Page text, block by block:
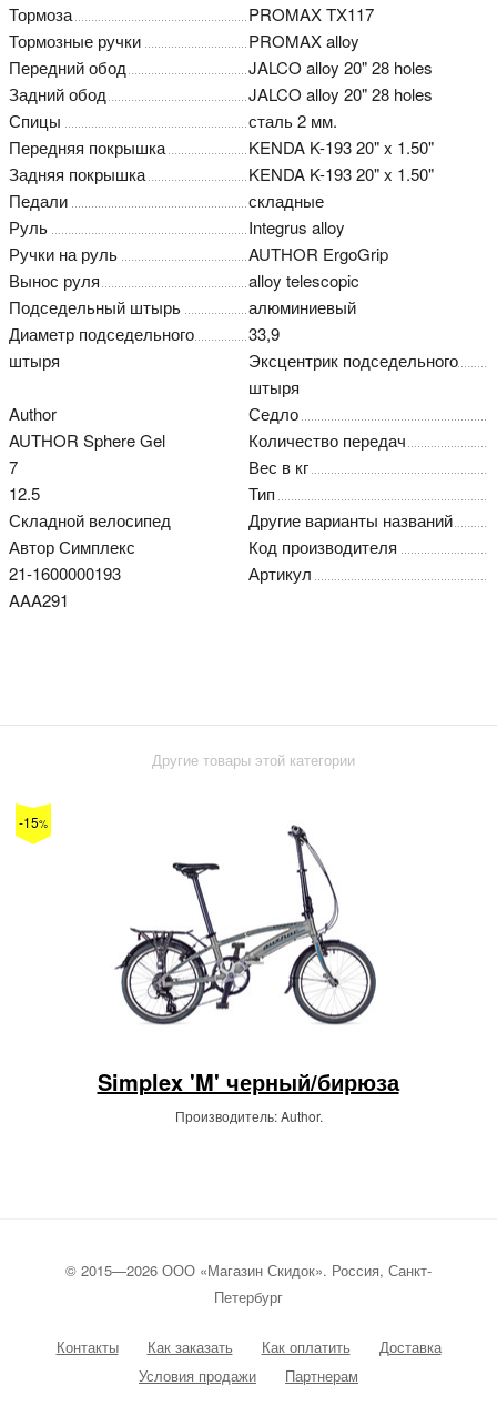
Тормоза
PROMAX TX117
Тормозные ручки
PROMAX alloy
Передний обод
JALCO alloy 20" 28 holes
Задний обод
JALCO alloy 20" 28 holes
Спицы
сталь 2 мм.
Передняя покрышка
KENDA K-193 20" x 1.50"
Задняя покрышка
KENDA K-193 20" x 1.50"
Педали
складные
Руль
Integrus alloy
Ручки на руль
AUTHOR ErgoGrip
Вынос руля
alloy telescopic
Подседельный штырь
алюминиевый
Диаметр подседельного
штыря
33,9
Эксцентрик подседельного
штыря
Author
Седло
AUTHOR Sphere Gel
Количество передач
7
Вес в кг
12.5
Тип
Складной велосипед
Другие варианты названий
Автор Симплекс
Код производителя
21-1600000193
Артикул
AAA291
Другие товары этой категории
-15%
Simplex 'M' черный/бирюза
Производитель: Author.
© 2015—2026 ООО «Магазин Скидок». Россия, Санкт-
Петербург
Контакты Как заказать Как оплатить
Доставка
Условия продажи
Партнерам